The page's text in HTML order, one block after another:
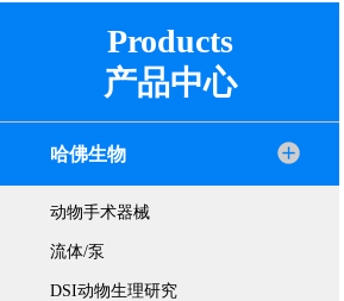
Products
产品中心
哈佛生物
动物手术器械
流体/泵
DSI动物生理研究